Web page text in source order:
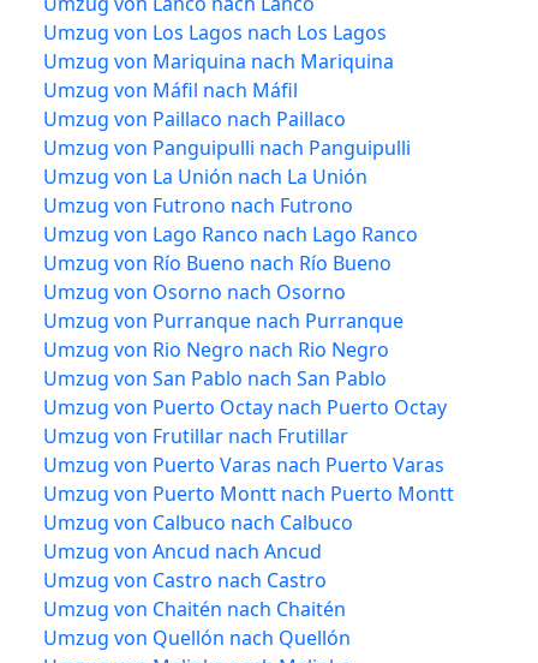
Umzug von Los Lagos nach Los Lagos
Umzug von Mariquina nach Mariquina
Umzug von Máfil nach Máfil
Umzug von Paillaco nach Paillaco
Umzug von Panguipulli nach Panguipulli
Umzug von La Unión nach La Unión
Umzug von Futrono nach Futrono
Umzug von Lago Ranco nach Lago Ranco
Umzug von Río Bueno nach Río Bueno
Umzug von Osorno nach Osorno
Umzug von Purranque nach Purranque
Umzug von Rio Negro nach Rio Negro
Umzug von San Pablo nach San Pablo
Umzug von Puerto Octay nach Puerto Octay
Umzug von Frutillar nach Frutillar
Umzug von Puerto Varas nach Puerto Varas
Umzug von Puerto Montt nach Puerto Montt
Umzug von Calbuco nach Calbuco
Umzug von Ancud nach Ancud
Umzug von Castro nach Castro
Umzug von Chaitén nach Chaitén
Umzug von Quellón nach Quellón